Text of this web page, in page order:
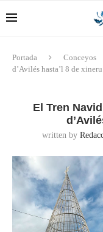
Portada Conceyos
d’Avilés hasta’l 8 de xineru
El Tren
written by